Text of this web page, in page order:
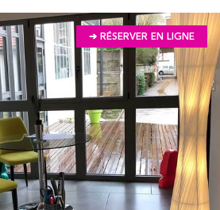
➔ RÉSERVER EN LIGNE